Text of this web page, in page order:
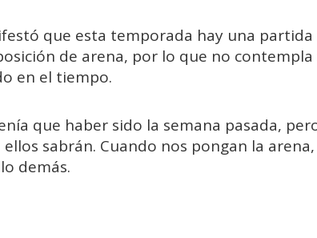
que esta temporada hay una partida
de arena, por lo que no
en el tiempo.
que haber sido la semana pasada,
sabrán. Cuando nos pongan la
demás.